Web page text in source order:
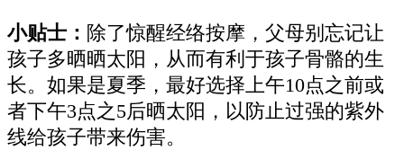
小贴士： 除了惊醒经络按摩，父母别忘记让
孩子多晒晒太阳，从而有利于孩子骨骼的生
长。如果是夏季，最好选择上午10点之前或
者下午3点之5后晒太阳，以防止过强的紫外
线给孩子带来伤害。